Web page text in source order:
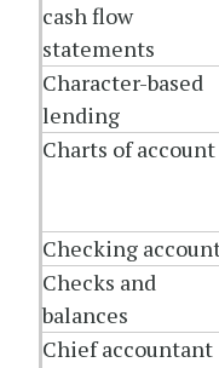
cash flow
statements
Character-based
lending
Charts of account
Checking
Checks and
balances
Chief accountant